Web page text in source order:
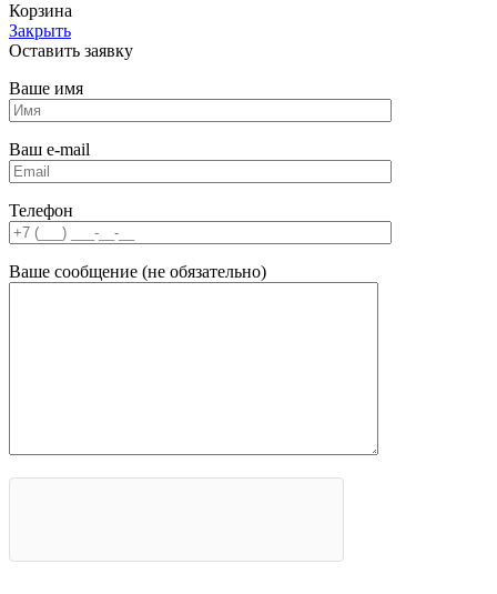
Корзина
Закрыть
Оставить заявку
Ваше имя
Ваш e-mail
Телефон
Ваше сообщение (не обязательно)